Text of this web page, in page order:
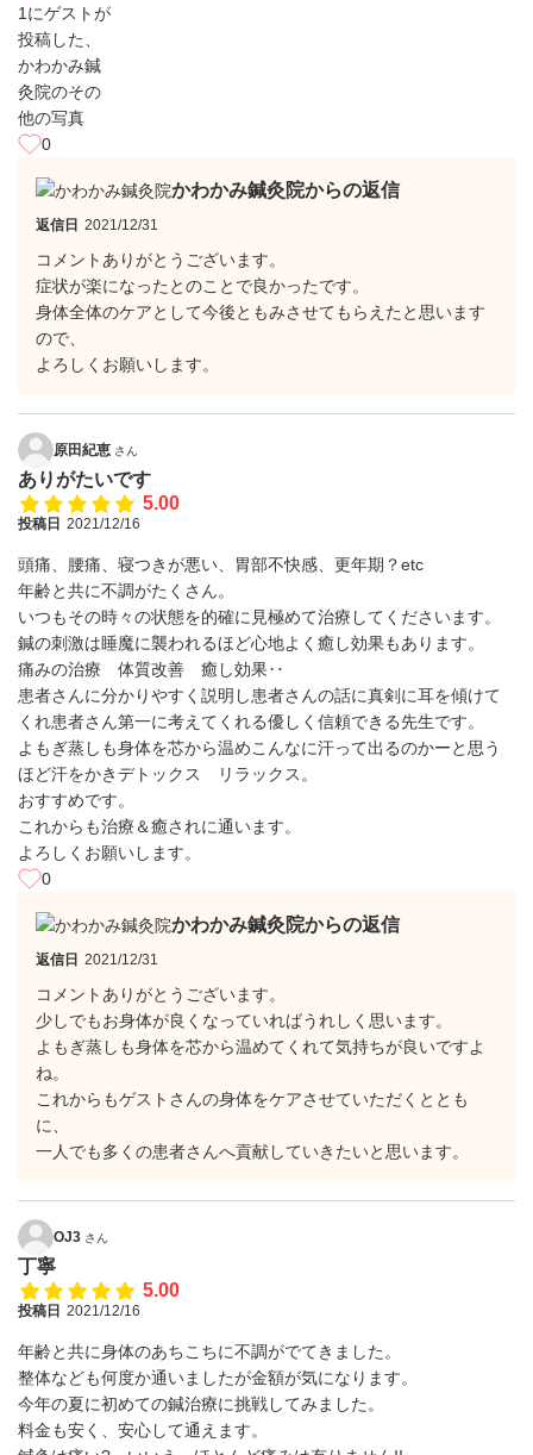
0
かわかみ鍼灸院からの返信
返信日 2021/12/31
コメントありがとうございます。
症状が楽になったとのことで良かったです。
身体全体のケアとして今後ともみさせてもらえたと思います
ので、
よろしくお願いします。
原田紀恵 さん
ありがたいです
5.00
投稿日 2021/12/16
頭痛、腰痛、寝つきが悪い、胃部不快感、更年期？etc
年齢と共に不調がたくさん。
いつもその時々の状態を的確に見極めて治療してくださいます。
鍼の刺激は睡魔に襲われるほど心地よく癒し効果もあります。
痛みの治療 体質改善 癒し効果‥
患者さんに分かりやすく説明し患者さんの話に真剣に耳を傾けて
くれ患者さん第一に考えてくれる優しく信頼できる先生です。
よもぎ蒸しも身体を芯から温めこんなに汗って出るのかーと思う
ほど汗をかきデトックス リラックス。
おすすめです。
これからも治療＆癒されに通います。
よろしくお願いします。
0
かわかみ鍼灸院からの返信
返信日 2021/12/31
コメントありがとうございます。
少しでもお身体が良くなっていればうれしく思います。
よもぎ蒸しも身体を芯から温めてくれて気持ちが良いですよ
ね。
これからもゲストさんの身体をケアさせていただくととも
に、
一人でも多くの患者さんへ貢献していきたいと思います。
OJ3 さん
丁寧
5.00
投稿日 2021/12/16
年齢と共に身体のあちこちに不調がでてきました。
整体なども何度か通いましたが金額が気になります。
今年の夏に初めての鍼治療に挑戦してみました。
料金も安く、安心して通えます。